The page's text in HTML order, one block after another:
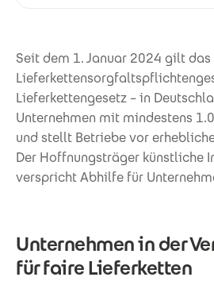
Seit dem 1. Januar 2024 gilt das
Lieferkettengesetz – in
Unternehmen mit mindestens
und stellt Betriebe vor
Der Hoffnungsträger künstliche
verspricht Abhilfe für
Unternehmen in der
für faire Lieferketten